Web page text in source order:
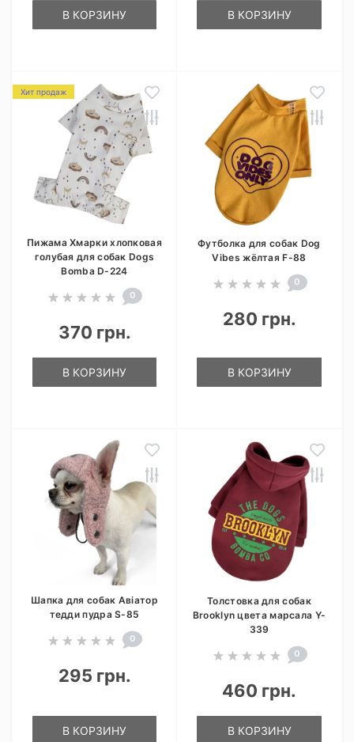
В КОРЗИНУ В КОРЗИНУ
Хит продаж
Пижама Хмарки хлопковая
голубая для собак Dogs
Bomba D-224
0
370 грн.
В КОРЗИНУ
Футболка для собак Dog
Vibes жёлтая F-88
0
280 грн.
В КОРЗИНУ
Шапка для собак Авіатор
тедди пудра S-85
0
295 грн.
В КОРЗИНУ
Толстовка для собак
Brooklyn цвета марсала Y-
339
0
460 грн.
В КОРЗИНУ